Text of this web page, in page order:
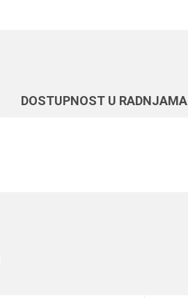
DOSTUPNOST U RADNJAMA